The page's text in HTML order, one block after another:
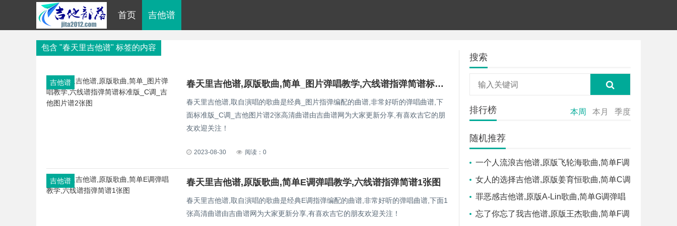
首页 吉他谱
包含 "春天里吉他谱" 标签的内容
吉他谱 春天里吉他谱,原版歌曲,简单_图片弹唱教学,六线谱指弹简谱标准版_C调_吉他图片谱2张图
春天里吉他谱,取自演唱的歌曲是经典_图片指弹编配的曲谱,非常好听的弹唱曲谱,下
面标准版_C调_吉他图片谱2张高清曲谱由吉曲谱网为大家更新分享,有喜欢吉它的朋
友欢迎关注！
2023-08-30 阅读：0
吉他谱 春天里吉他谱,原版歌曲,简单E调弹唱教学,六线谱指弹简谱1张图
春天里吉他谱,取自演唱的歌曲是经典E调指弹编配的曲谱,非常好听的弹唱曲谱,下面1
张高清曲谱由吉曲谱网为大家更新分享,有喜欢吉它的朋友欢迎关注！
搜索
排行榜 本周 本月 季度
随机推荐
一个人流浪吉他谱,原版飞轮海歌曲,简单F调
弹唱教学,by吉他版六线指弹简谱图
女人的选择吉他谱,原版姜育恒歌曲,简单C调
弹唱教学,小叶歌吉他版六线指弹简谱图
罪恶感吉他谱,原版A-Lin歌曲,简单G调弹唱
教学,音乐之家版六线指弹简谱图
忘了你忘了我吉他谱,原版王杰歌曲,简单F调